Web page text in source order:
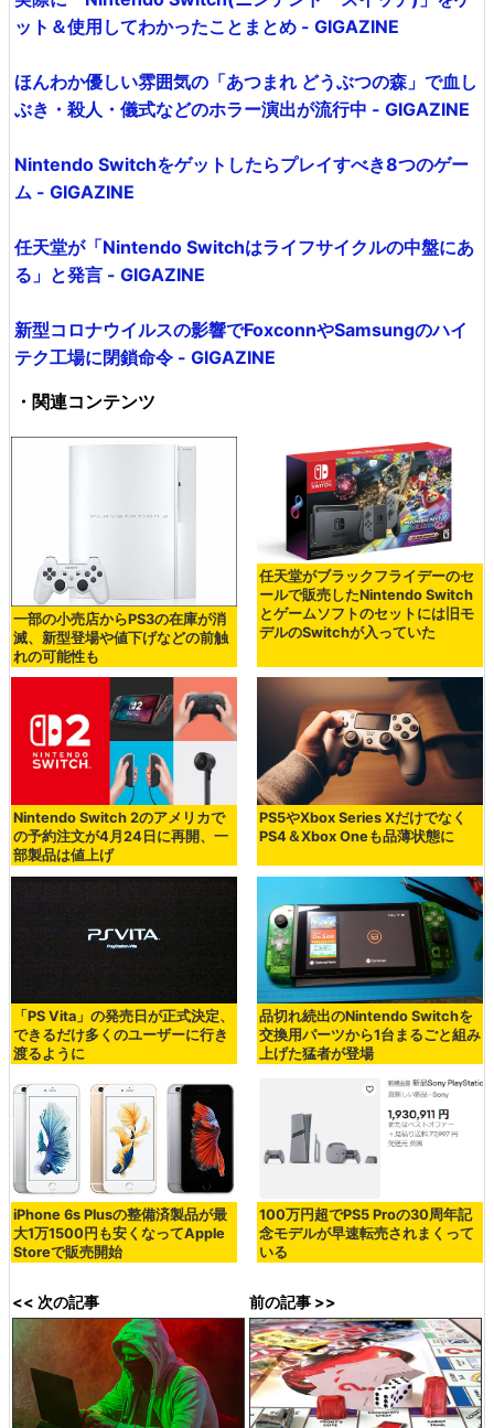
ット＆使用してわかったことまとめ - GIGAZINE
ほんわか優しい雰囲気の「あつまれ どうぶつの森」で血し
ぶき・殺人・儀式などのホラー演出が流行中 - GIGAZINE
Nintendo Switchをゲットしたらプレイすべき8つのゲー
ム - GIGAZINE
任天堂が「Nintendo Switchはライフサイクルの中盤にあ
る」と発言 - GIGAZINE
新型コロナウイルスの影響でFoxconnやSamsungのハイ
テク工場に閉鎖命令 - GIGAZINE
・関連コンテンツ
一部の小売店からPS3の在庫が消
滅、新型登場や値下げなどの前触
れの可能性も
任天堂がブラックフライデーのセ
ールで販売したNintendo Switch
とゲームソフトのセットには旧モ
デルのSwitchが入っていた
Nintendo Switch 2のアメリカで
の予約注文が4月24日に再開、一
部製品は値上げ
PS5やXbox Series Xだけでなく
PS4＆Xbox Oneも品薄状態に
「PS Vita」の発売日が正式決定、
できるだけ多くのユーザーに行き
渡るように
品切れ続出のNintendo Switchを
交換用パーツから1台まるごと組み
上げた猛者が登場
iPhone 6s Plusの整備済製品が最
大1万1500円も安くなってApple
Storeで販売開始
100万円超でPS5 Proの30周年記
念モデルが早速転売されまくって
いる
<< 次の記事 前の記事 >>